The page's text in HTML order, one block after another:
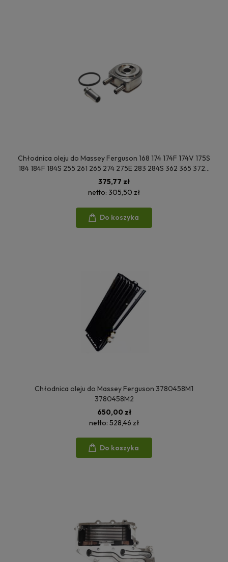
Chłodnica oleju do Massey Ferguson 168 174 174F 174V 175S
184 184F 184S 255 261 265 274 275E 283 284S 362 365 372N
373S 374V 375 2486A203 2486A206 P2486A219
375,77 zł
netto: 305,50 zł
Do koszyka
Chłodnica oleju do Massey Ferguson 3780458M1
3780458M2
650,00 zł
netto: 528,46 zł
Do koszyka